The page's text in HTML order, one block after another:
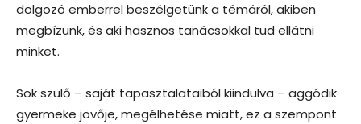
dolgozó emberrel beszélgetünk a témáról, akiben
megbízunk, és aki hasznos tanácsokkal tud ellátni
minket.
Sok szülő – saját tapasztalataiból kiindulva – aggódik
gyermeke jövője, megélhetése miatt, ez a szempont